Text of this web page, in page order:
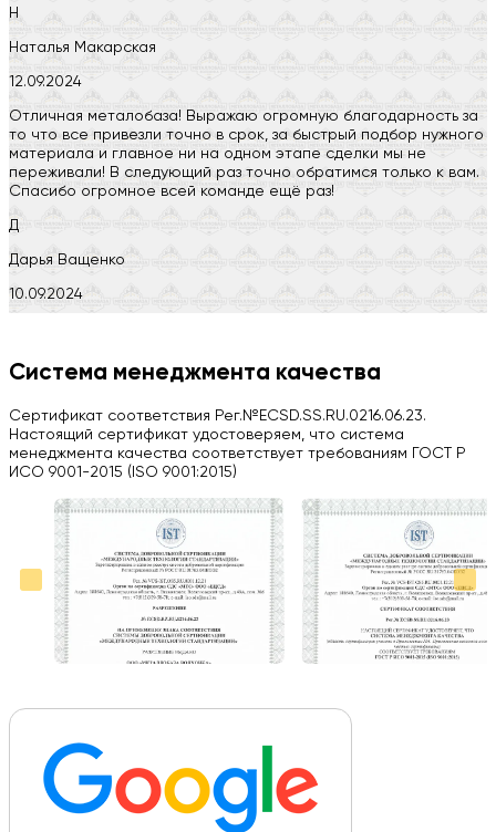
Н
Наталья Макарская
12.09.2024
Отличная металобаза! Выражаю огромную благодарность за
то что все привезли точно в срок, за быстрый подбор нужного
материала и главное ни на одном этапе сделки мы не
переживали! В следующий раз точно обратимся только к вам.
Спасибо огромное всей команде ещё раз!
Д
Дарья Ващенко
10.09.2024
H
03.09.2024
Вся работа выполнена в срок. Всем рекомендую
Больше отзывов на Google Maps
Система менеджмента качества
Сертификат соответствия Рег.№ECSD.SS.RU.0216.06.23.
Настоящий сертификат удостоверяем, что система
менеджмента качества соответствует требованиям ГОСТ Р
ИСО 9001-2015 (ISO 9001:2015)